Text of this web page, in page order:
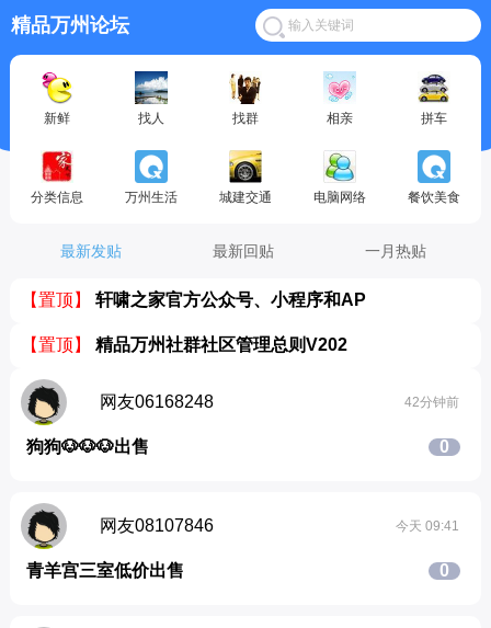
精品万州论坛
新鲜 找人 找群 相亲 拼车
分类信息 万州生活 城建交通 电脑网络 餐饮美食
最新发贴 最新回贴 一月热贴
【置顶】 轩啸之家官方公众号、小程序和AP
【置顶】 精品万州社群社区管理总则V202
网友06168248 42分钟前
狗狗🐶🐶🐶出售 0
网友08107846 今天 09:41
青羊宫三室低价出售 0